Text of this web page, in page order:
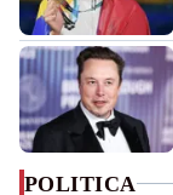
POLITICA